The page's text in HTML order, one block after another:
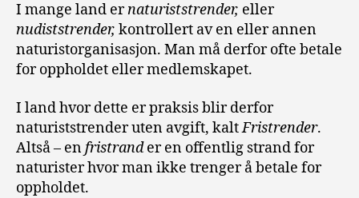
I mange land ernaturiststrender, eller
nudiststrender, kontrollert av en eller annen
naturistorganisasjon. Man må derfor ofte betale
for oppholdet eller medlemskapet.
I land hvor dette er praksis blir derfor
naturiststrender uten avgift, kaltFristrender.
Altså – enfristrander en offentlig strand for
naturister hvor man ikke trenger å betale for
oppholdet.